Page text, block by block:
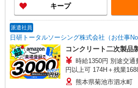
キープ
派遣社員
日研トータルソーシング株式会社（お仕事
コンクリート二次製品
時給1350円 別途交
円以上可 174H＋残業
熊本県菊池市泗水町